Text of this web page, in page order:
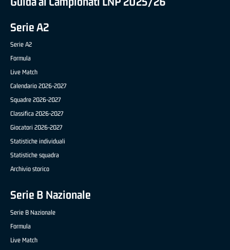
Serie A2
Serie A2
Formula
Live Match
Calendario 2026-2027
Squadre 2026-2027
Classifica 2026-2027
Giocatori 2026-2027
Statistiche individuali
Statistiche squadra
Archivio storico
Serie B Nazionale
Serie B Nazionale
Formula
Live Match